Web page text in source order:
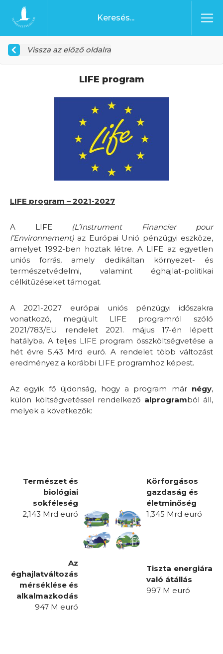
Ugrás a tartalomhoz
Főoldal
Vissza az előző oldalra
LIFE program
LIFE program – 2021-2027
A LIFE
(L’Instrument Financier pour
l’Environnement) az Európai Unió pénzügyi eszköze,
amelyet 1992-ben hoztak létre. A LIFE az egyetlen
uniós forrás, amely dedikáltan környezet- és
természetvédelmi, valamint éghajlat-politikai
célkitűzéseket támogat.
A 2021-2027 európai uniós pénzügyi időszakra
vonatkozó, megújult LIFE programról szóló
2021/783/EU rendelet 2021. május 17-én lépett
hatályba. A teljes LIFE program összköltségvetése a
hét évre 5,43 Mrd euró. A rendelet több változást
eredményez a korábbi LIFE programhoz képest.
Az egyik fő újdonság, hogy a program már négy,
külön költségvetéssel rendelkező alprogramból áll,
melyek a következők:
Természet és
biológiai
sokféleség
2,143 Mrd euró
Körforgásos
gazdaság és
életminőség
1,345 Mrd euró
Az
éghajlatváltozás
mérséklése és
alkalmazkodás
947 M euró
Tiszta energiára
való átállás
997 M euró